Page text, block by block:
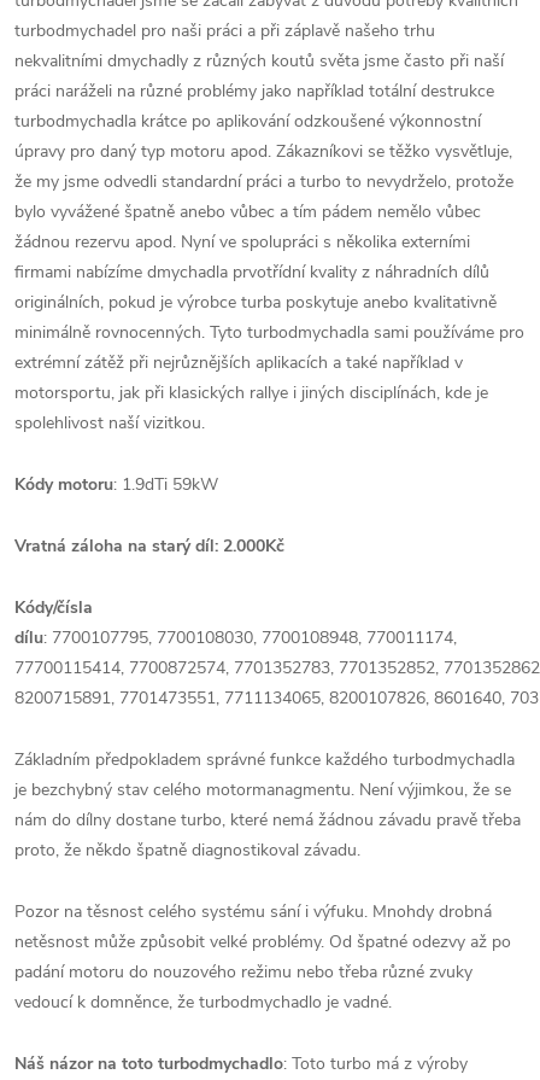
turbodmychadel pro naši práci a při záplavě našeho trhu
nekvalitními dmychadly z různých koutů světa jsme často při naší
práci naráželi na různé problémy jako například totální destrukce
turbodmychadla krátce po aplikování odzkoušené výkonnostní
úpravy pro daný typ motoru apod. Zákazníkovi se těžko vysvětluje,
že my jsme odvedli standardní práci a turbo to nevydrželo, protože
bylo vyvážené špatně anebo vůbec a tím pádem nemělo vůbec
žádnou rezervu apod. Nyní ve spolupráci s několika externími
firmami nabízíme dmychadla prvotřídní kvality z náhradních dílů
originálních, pokud je výrobce turba poskytuje anebo kvalitativně
minimálně rovnocenných. Tyto turbodmychadla sami používáme pro
extrémní zátěž při nejrůznějších aplikacích a také například v
motorsportu, jak při klasických rallye i jiných disciplínách, kde je
spolehlivost naší vizitkou.
Kódy motoru: 1.9dTi 59kW
Vratná záloha na starý díl: 2.000Kč
Kódy/čísla
dílu: 7700107795, 7700108030, 7700108948, 770011174,
77700115414, 7700872574, 7701352783, 7701352852,
8200715891, 7701473551, 7711134065, 8200107826, 8601640,
Základním předpokladem správné funkce každého turbodmychadla
je bezchybný stav celého motormanagmentu. Není výjimkou, že se
nám do dílny dostane turbo, které nemá žádnou závadu pravě třeba
proto, že někdo špatně diagnostikoval závadu.
Pozor na těsnost celého systému sání i výfuku. Mnohdy drobná
netěsnost může způsobit velké problémy. Od špatné odezvy až po
padání motoru do nouzového režimu nebo třeba různé zvuky
vedoucí k domněnce, že turbodmychadlo je vadné.
Náš názor na toto turbodmychadlo: Toto turbo má z výroby